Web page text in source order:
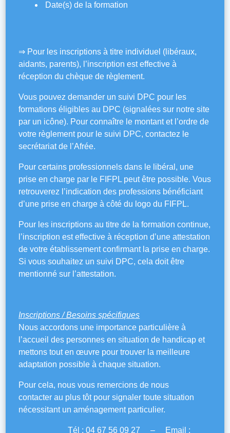
Date(s) de la formation
⇒ Pour les inscriptions à titre individuel (libéraux,
aidants, parents), l’inscription est effective à
réception du chèque de règlement.
Vous pouvez demander un suivi DPC pour les
formations éligibles au DPC (signalées sur notre site
par un icône). Pour connaître le montant et l’ordre de
votre règlement pour le suivi DPC, contactez le
secrétariat de l’Afrée.
Pour certains professionnels dans le libéral, une
prise en charge par le FIFPL peut être possible. Vous
retrouverez l’indication des professions bénéficiant
d’une prise en charge à côté du logo du FIFPL.
Pour les inscriptions au titre de la formation continue,
l’inscription est effective à réception d’une attestation
de votre établissement confirmant la prise en charge.
Si vous souhaitez un suivi DPC, cela doit être
mentionné sur l’attestation.
Inscriptions / Besoins spécifiques
Nous accordons une importance particulière à
l’accueil des personnes en situation de handicap et
mettons tout en œuvre pour trouver la meilleure
adaptation possible à chaque situation.
Pour cela, nous vous remercions de nous
contacter au plus tôt pour signaler toute situation
nécessitant un aménagement particulier.
Tél : 04 67 56 09 27 – Email :